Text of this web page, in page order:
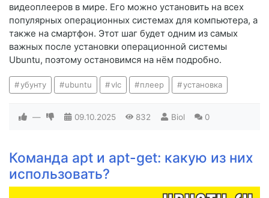
видеоплееров в мире. Его можно установить на всех
популярных операционных системах для компьютера, а
также на смартфон. Этот шаг будет одним из самых
важных после установки операционной системы
Ubuntu, поэтому остановимся на нём подробно.
убунту ubuntu vlc плеер установка
— 09.10.2025 832 Biol 0
Команда apt и apt-get: какую из них
использовать?